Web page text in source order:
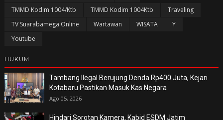
TMMD Kodim 1004/Ktb
TMMD Kodim 1004Ktb
Traveling
TV Suarabamega Online
Wartawan WISATA
Y
Youtube
HUKUM
Tambang Ilegal Berujung Denda Rp400 Juta, Kejari
Kotabaru Pastikan Masuk Kas Negara
Ago 05, 2026
Hindari Sorotan Kamera, Kabid ESDM Jatim